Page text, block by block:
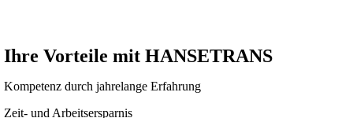
Ihre Vorteile mit HANSETRANS
Kompetenz durch jahrelange Erfahrung
Zeit- und Arbeitsersparnis